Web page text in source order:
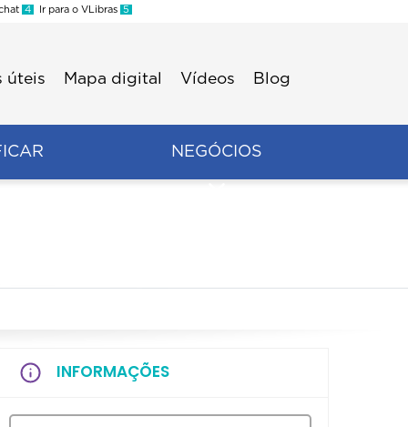
4 Ir para o VLibras 5
úteis Mapa digital Vídeos Blog
NEGÓCIOS
INFORMAÇÕES